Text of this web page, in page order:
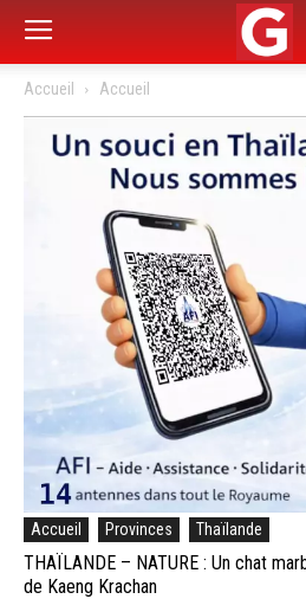
Accueil Accueil
Accueil Provinces Thaïlande
THAÏLANDE – NATURE : Un chat
de Kaeng Krachan